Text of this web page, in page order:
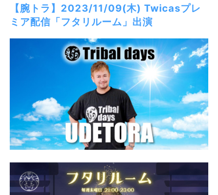
【腕トラ】2023/11/09(木) Twicasプレ
ミア配信「フタリルーム」出演